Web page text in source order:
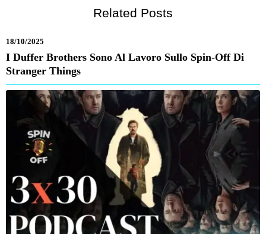
Related Posts
18/10/2025
I Duffer Brothers Sono Al Lavoro Sullo Spin-Off Di
Stranger Things